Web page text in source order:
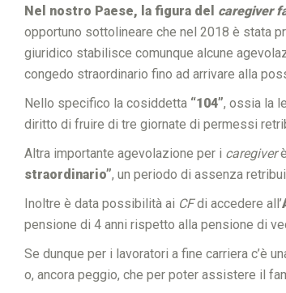
Nel nostro Paese, la figura del caregiver
opportuno sottolineare che nel 2018 è stata
giuridico stabilisce comunque alcune
congedo straordinario fino ad arrivare alla
Nello specifico la cosiddetta “104”, ossia la
diritto di fruire di tre giornate di permessi
Altra importante agevolazione per i caregiver
straordinario”, un periodo di assenza
Inoltre è data possibilità ai CFdi accedere all’
pensione di 4 anni rispetto alla pensione di
Se dunque per i lavoratori a fine carriera c’è
o, ancora peggio, che per poter assistere il